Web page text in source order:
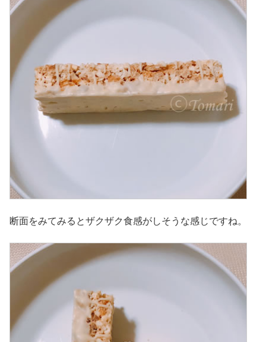
断面をみてみるとザクザク食感がしそうな感じですね。